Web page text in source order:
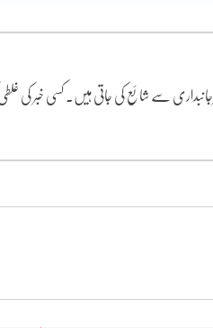
سے شائع کی جاتی ہیں۔ کسی خبر کی غلطی